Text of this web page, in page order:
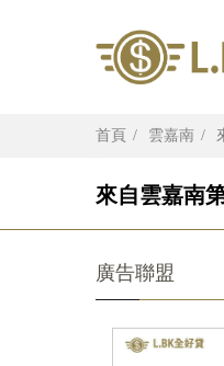
首頁 雲嘉南
來自雲嘉南
廣告聯盟